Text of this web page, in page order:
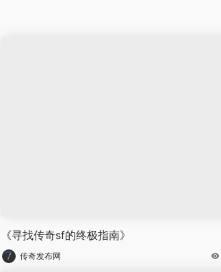
《寻找传奇sf的终极指南》
传奇发布网